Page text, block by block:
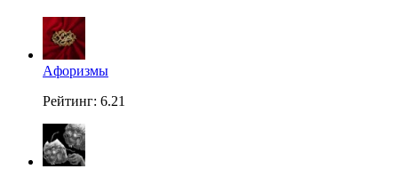
Aфоризмы
Рейтинг: 6.21